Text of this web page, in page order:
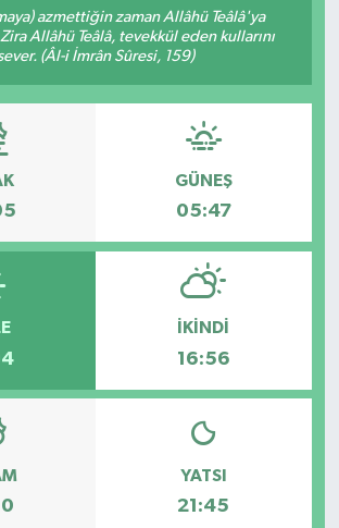
azmettiğin zaman Allâhü Teâlâ'ya
Allâhü Teâlâ, tevekkül eden kullarını
(Âl-i İmrân Sûresi, 159)
GÜNEŞ
05:47
İKINDI
16:56
YATSI
21:45